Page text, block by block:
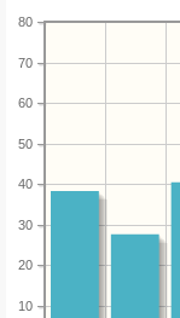
10
20
30
40
50
60
70
80